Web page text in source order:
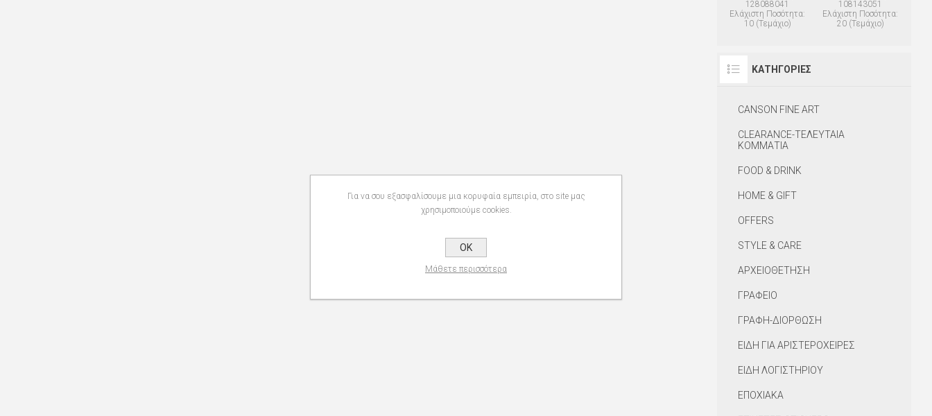
128088041
Ελάχιστη Ποσότητα:
10 (Τεμάχιο)
108143051
Ελάχιστη Ποσότητα:
20 (Τεμάχιο)
ΚΑΤΗΓΟΡΊΕΣ
CANSON FINE ART
CLEARANCE-ΤΕΛΕΥΤΑΙΑ
ΚΟΜΜΑΤΙΑ
FOOD & DRINK
HOME & GIFT
OFFERS
STYLE & CARE
ΑΡΧΕΙΟΘΕΤΗΣΗ
ΓΡΑΦΕΙΟ
ΓΡΑΦΗ-ΔΙΟΡΘΩΣΗ
ΕΙΔΗ ΓΙΑ ΑΡΙΣΤΕΡΟΧΕΙΡΕΣ
ΕΙΔΗ ΛΟΓΙΣΤΗΡΙΟΥ
ΕΠΟΧΙΑΚΑ
Για να σου εξασφαλίσουμε μια κορυφαία εμπειρία, στο site μας
χρησιμοποιούμε cookies.
OK
Μάθετε περισσότερα